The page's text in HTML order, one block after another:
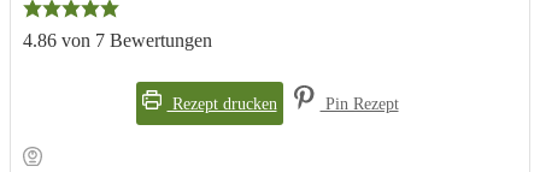
4.86 von 7 Bewertungen
Rezept drucken Pin Rezept